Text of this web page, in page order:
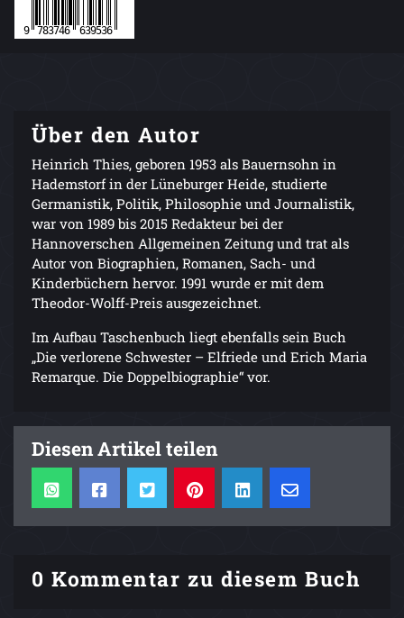
Über den Autor
Heinrich Thies, geboren 1953 als Bauernsohn in
Hademstorf in der Lüneburger Heide, studierte
Germanistik, Politik, Philosophie und Journalistik,
war von 1989 bis 2015 Redakteur bei der
Hannoverschen Allgemeinen Zeitung und trat als
Autor von Biographien, Romanen, Sach- und
Kinderbüchern hervor. 1991 wurde er mit dem
Theodor-Wolff-Preis ausgezeichnet.
Im Aufbau Taschenbuch liegt ebenfalls sein Buch
„Die verlorene Schwester – Elfriede und Erich Maria
Remarque. Die Doppelbiographie“ vor.
Diesen Artikel teilen
0 Kommentar zu diesem Buch